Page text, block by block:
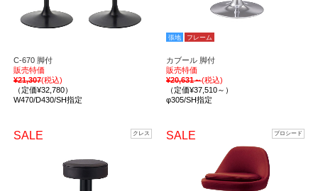
C-670 脚付
販売特価
¥21,307(税込)
（定価¥32,780）
W470/D430/SH指定
張地 フレーム
カブール 脚付
販売特価
¥20,631～(税込)
（定価¥37,510～）
φ305/SH指定
SALE クレス SALE プロシード